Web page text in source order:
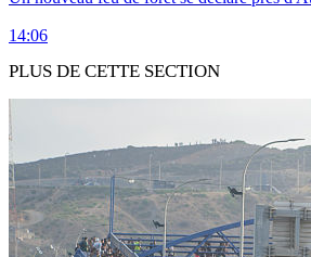
14:06
PLUS DE CETTE SECTION